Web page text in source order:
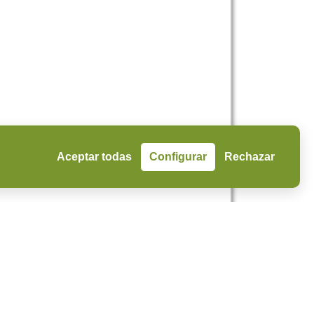
Aceptar todas Configurar Rechazar